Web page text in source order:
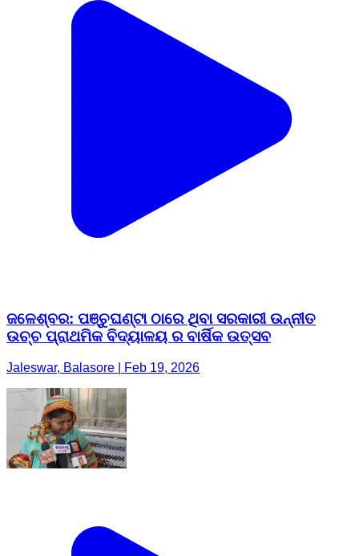
ଜଳେଶ୍ବର: ପଞ୍ଚୁଘଣ୍ଟା ଠାରେ ଥିବା ସରକାରୀ ଉନ୍ନୀତ
ଉଚ୍ଚ ପ୍ରାଥମିକ ବିଦ୍ୟାଳୟ ର ବାର୍ଷିକ ଉତ୍ସବ
Jaleswar, Balasore | Feb 19, 2026